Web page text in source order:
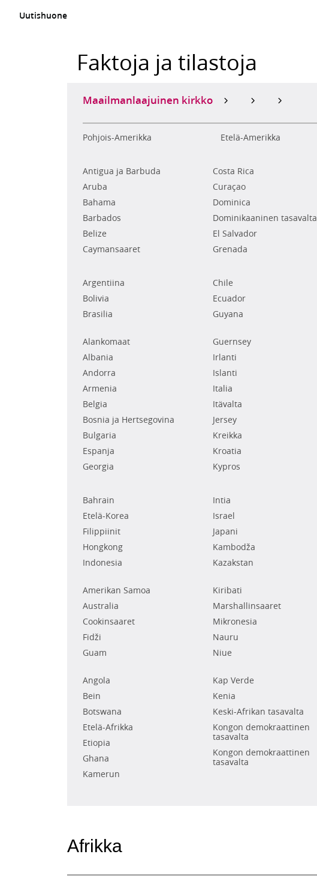
Uutishuone
Faktoja ja tilastoja
Maailmanlaajuinen kirkko
Pohjois-Amerikka Etelä-Amerikka
Antigua ja Barbuda
Aruba
Bahama
Barbados
Belize
Caymansaaret
Costa Rica
Curaçao
Dominica
Dominikaaninen tasavalta
El Salvador
Grenada
Argentiina
Bolivia
Brasilia
Chile
Ecuador
Guyana
Alankomaat
Albania
Andorra
Armenia
Belgia
Bosnia ja Hertsegovina
Bulgaria
Espanja
Georgia
Guernsey
Irlanti
Islanti
Italia
Itävalta
Jersey
Kreikka
Kroatia
Kypros
Bahrain
Etelä-Korea
Filippiinit
Hongkong
Indonesia
Intia
Israel
Japani
Kambodža
Kazakstan
Amerikan Samoa
Australia
Cookinsaaret
Fidži
Guam
Kiribati
Marshallinsaaret
Mikronesia
Nauru
Niue
Angola
Bein
Botswana
Etelä-Afrikka
Etiopia
Ghana
Kamerun
Kap Verde
Kenia
Keski-Afrikan tasavalta
Kongon demokraattinen
tasavalta
Kongon demokraattinen
tasavalta
Afrikka